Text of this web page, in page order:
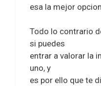
esa la mejor
Todo lo contrario
si puedes
entrar a valorar la
uno, y
es por ello que te